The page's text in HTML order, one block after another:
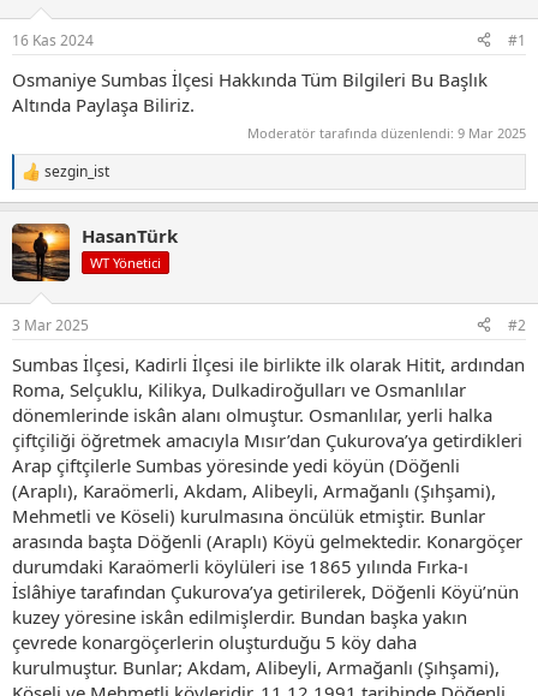
16 Kas 2024 #1
Osmaniye Sumbas İlçesi Hakkında Tüm Bilgileri Bu Başlık
Altında Paylaşa Biliriz.
Moderatör tarafında düzenlendi: 9 Mar 2025
T
e
k
i
l
sezgin_ist
HasanTürk
WT Yönetici
3 Mar 2025 #2
Sumbas İlçesi, Kadirli İlçesi ile birlikte ilk olarak Hitit, ardından
Roma, Selçuklu, Kilikya, Dulkadiroğulları ve Osmanlılar
dönemlerinde iskân alanı olmuştur. Osmanlılar, yerli halka
çiftçiliği öğretmek amacıyla Mısır’dan Çukurova’ya getirdikleri
Arap çiftçilerle Sumbas yöresinde yedi köyün (Döğenli
(Araplı), Karaömerli, Akdam, Alibeyli, Armağanlı (Şıhşami),
Mehmetli ve Köseli) kurulmasına öncülük etmiştir. Bunlar
arasında başta Döğenli (Araplı) Köyü gelmektedir. Konargöçer
durumdaki Karaömerli köylüleri ise 1865 yılında Fırka-ı
İslâhiye tarafından Çukurova’ya getirilerek, Döğenli Köyü’nün
kuzey yöresine iskân edilmişlerdir. Bundan başka yakın
çevrede konargöçerlerin oluşturduğu 5 köy daha
kurulmuştur. Bunlar; Akdam, Alibeyli, Armağanlı (Şıhşami),